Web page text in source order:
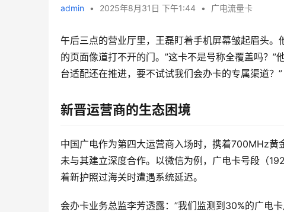
admin • 2025年8月31日 下午1:44 • 广电流量卡
午后三点的营业厅里，王磊盯着手机屏幕皱起眉头。
的页面像道打不开的门。”这卡不是号称全覆盖吗？
台适配还在推进，要不试试我们会办卡的专属渠道？”
新晋运营商的生态困境
中国广电作为第四大运营商入场时，携着700MHz黄
未与其建立深度合作。以微信为例，广电卡号段（
着新护照过海关时遭遇系统延迟。
会办卡业务总监李芳透露：”我们监测到30%的广电